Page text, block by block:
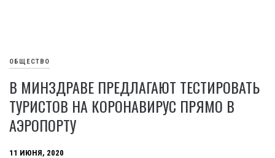
ОБЩЕСТВО
В МИНЗДРАВЕ ПРЕДЛАГАЮТ ТЕСТИРОВАТЬ
ТУРИСТОВ НА КОРОНАВИРУС ПРЯМО В
АЭРОПОРТУ
11 ИЮНЯ, 2020